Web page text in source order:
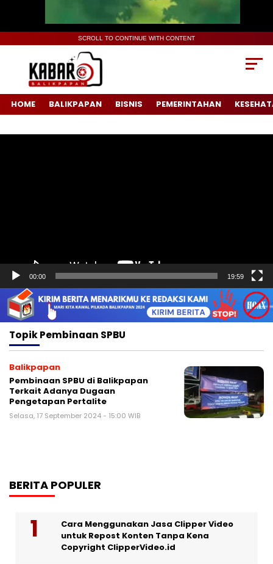
SCROLL TO CONTINUE WITH CONTENT
HOME BALIKPAPAN BISNIS PEMERINTAHAN
00:00 19:59
TopikPembinaan SPBU
Balikpapan
Pembinaan SPBU di Balikpapan
Terkait Adanya Dugaan
Pengetapan Pertalite
Selasa, 17 September 2024 - 15:00 WIB
BERITA POPULER
Cara Menggunakan Jasa Clipper Video
untuk Repost Konten Tanpa Kena
Copyright ClipperVideo.id